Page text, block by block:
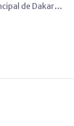
de Dakar…